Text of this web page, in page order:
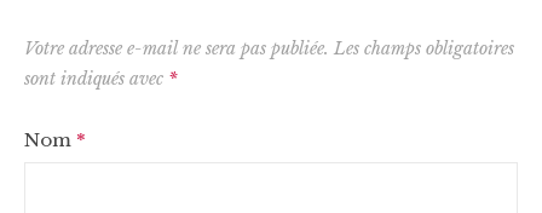
Votre adresse e-mail ne sera pas publiée. Les champs obligatoires
sont indiqués avec *
Nom *